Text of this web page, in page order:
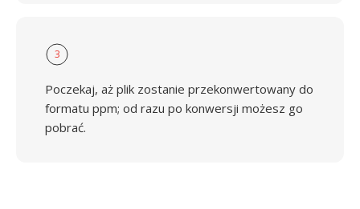
3
Poczekaj, aż plik zostanie przekonwertowany do
formatu ppm; od razu po konwersji możesz go
pobrać.